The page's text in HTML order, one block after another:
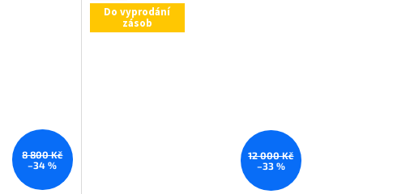
8 800 Kč
–34 %
Do vyprodání
zásob
12 000 Kč
–33 %